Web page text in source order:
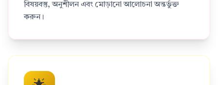
বিষয়বস্তু, অনুশীলন এবং মোড়ানো আলোচনা অন্তর্ভুক্ত
করুন।